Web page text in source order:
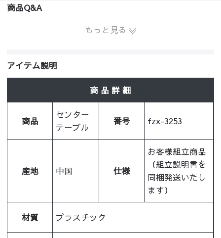
商品Q&A
もっと見る
アイテム説明
商 品 詳 細
商品
センター
テーブル
番号 fzx-3253
産地 中国 仕様
お客様組立商品
（組立説明書を
同梱発送いたし
ます）
材質 プラスチック